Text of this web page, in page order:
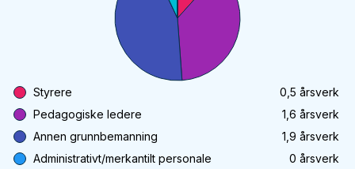
Styrere 0,5 årsverk
Pedagogiske ledere
1,6 årsverk
Annen grunnbemanning
1,9 årsverk
Administrativt/merkantilt personale
0 årsverk